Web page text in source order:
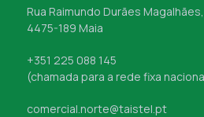
Rua Raimundo Durães
4475-189 Maia
+351 225 088 145
(chamada para a rede fixa
comercial.norte@taistel.pt